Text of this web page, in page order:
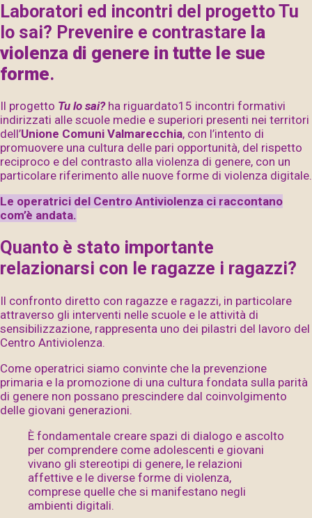
Laboratori ed incontri del progetto Tu
lo sai? Prevenire e contrastare la
violenza di genere in tutte le sue
forme.
Il progetto Tu lo sai?ha riguardato15 incontri formativi
indirizzati alle scuole medie e superiori presenti nei territori
dell’Unione Comuni Valmarecchia, con l’intento di
promuovere una cultura delle pari opportunità, del rispetto
reciproco e del contrasto alla violenza di genere, con un
particolare riferimento alle nuove forme di violenza digitale.
Le operatrici del Centro Antiviolenza ci raccontano
com’è andata.
Quanto è stato importante
relazionarsi con le ragazze i ragazzi?
Il confronto diretto con ragazze e ragazzi, in particolare
attraverso gli interventi nelle scuole e le attività di
sensibilizzazione, rappresenta uno dei pilastri del lavoro del
Centro Antiviolenza.
Come operatrici siamo convinte che la prevenzione
primaria e la promozione di una cultura fondata sulla parità
di genere non possano prescindere dal coinvolgimento
delle giovani generazioni.
È fondamentale creare spazi di dialogo e ascolto
per comprendere come adolescenti e giovani
vivano gli stereotipi di genere, le relazioni
affettive e le diverse forme di violenza,
comprese quelle che si manifestano negli
ambienti digitali.